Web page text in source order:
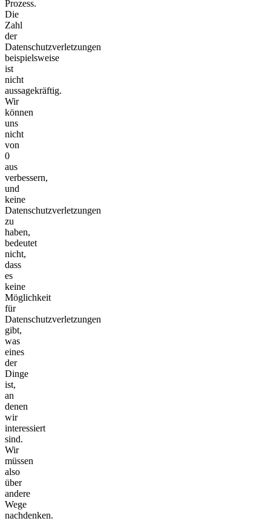
Prozess.
Die
Zahl
der
Datenschutzverletzungen
beispielsweise
ist
nicht
aussagekräftig.
Wir
können
uns
nicht
von
0
aus
verbessern,
und
keine
Datenschutzverletzungen
zu
haben,
bedeutet
nicht,
dass
es
keine
Möglichkeit
für
Datenschutzverletzungen
gibt,
was
eines
der
Dinge
ist,
an
denen
wir
interessiert
sind.
Wir
müssen
also
über
andere
Wege
nachdenken.